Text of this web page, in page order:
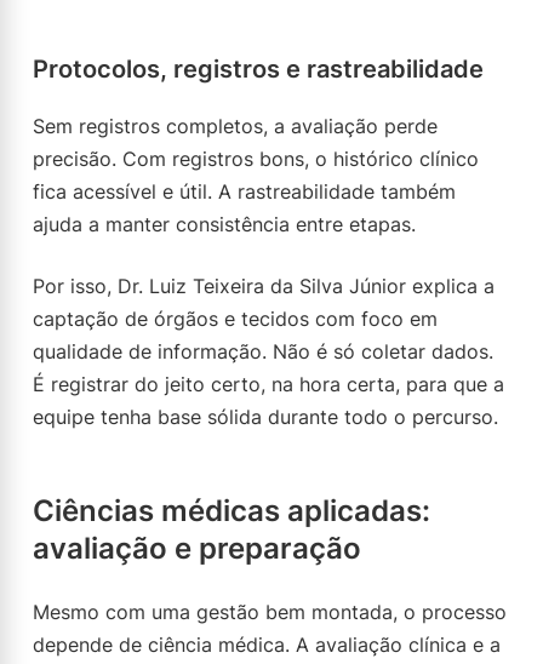
Protocolos, registros e rastreabilidade
Sem registros completos, a avaliação perde
precisão. Com registros bons, o histórico clínico
fica acessível e útil. A rastreabilidade também
ajuda a manter consistência entre etapas.
Por isso, Dr. Luiz Teixeira da Silva Júnior explica a
captação de órgãos e tecidos com foco em
qualidade de informação. Não é só coletar dados.
É registrar do jeito certo, na hora certa, para que a
equipe tenha base sólida durante todo o percurso.
Ciências médicas aplicadas:
avaliação e preparação
Mesmo com uma gestão bem montada, o processo
depende de ciência médica. A avaliação clínica e a